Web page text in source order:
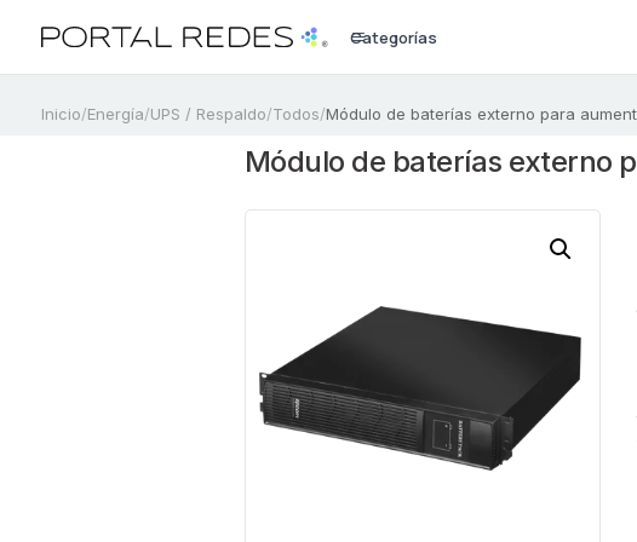
a
Categorías
Inicio/Energía/UPS / Respaldo/Todos/Módulo de baterías externo para
Módulo de baterías externo